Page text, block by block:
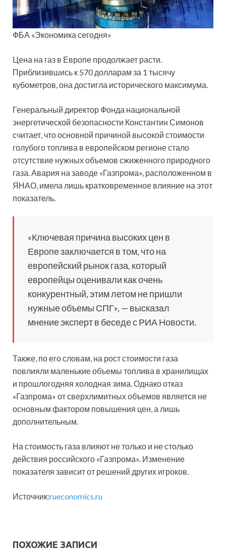
ФБА «Экономика сегодня»
Цена на газ в Европе продолжает расти.
Приблизившись к 570 долларам за 1 тысячу
кубометров, она достигла исторического максимума.
Генеральный директор Фонда национальной
энергетической безопасности Константин Симонов
считает, что основной причиной высокой стоимости
голубого топлива в европейском регионе стало
отсутствие нужных объемов сжиженного природного
газа. Авария на заводе «Газпрома», расположенном в
ЯНАО, имела лишь кратковременное влияние на этот
показатель.
«Ключевая причина высоких цен в
Европе заключается в том, что на
европейский рынок газа, который
европейцы оценивали как очень
конкурентный, этим летом не пришли
нужные объемы СПГ», — высказал
мнение эксперт в беседе с РИА Новости.
Также, по его словам, на рост стоимости газа
повлияли маленькие объемы топлива в хранилищах
и прошлогодняя холодная зима. Однако отказ
«Газпрома» от сверхлимитных объемов является не
основным фактором повышения цен, а лишь
дополнительным.
На стоимость газа влияют не только и не столько
действия российского «Газпрома». Изменение
показателя зависит от решений других игроков.
Источник:rueconomics.ru
ПОХОЖИЕ ЗАПИСИ